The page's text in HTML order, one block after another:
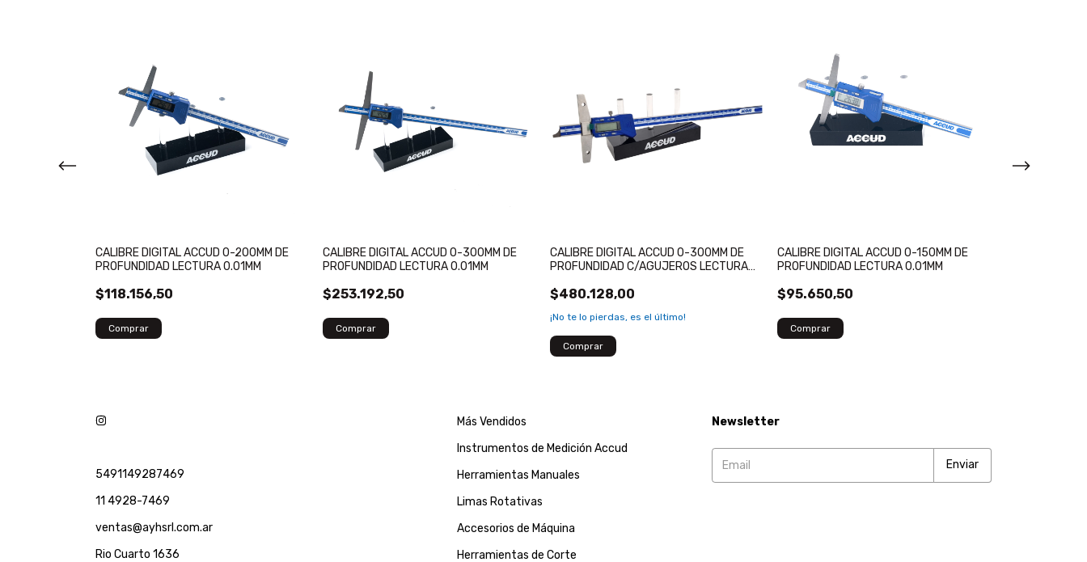
CALIBRE DIGITAL ACCUD 0-200MM DE
PROFUNDIDAD LECTURA 0.01MM
$118.156,50
CALIBRE DIGITAL ACCUD 0-300MM DE
PROFUNDIDAD LECTURA 0.01MM
$253.192,50
CALIBRE DIGITAL ACCUD 0-300MM DE
PROFUNDIDAD C/AGUJEROS LECTURA
$480.128,00
¡No te lo pierdas, es el último!
CALIBRE DIGITAL ACCUD 0-150MM DE
PROFUNDIDAD LECTURA 0.01MM
$95.650,50
5491149287469
11 4928-7469
ventas@ayhsrl.com.ar
Rio Cuarto 1636
Más Vendidos
Instrumentos de Medición Accud
Herramientas Manuales
Limas Rotativas
Accesorios de Máquina
Herramientas de Corte
Newsletter